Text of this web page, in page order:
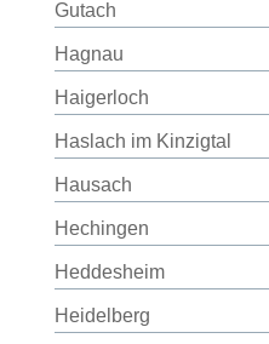
Gutach
Hagnau
Haigerloch
Haslach im Kinzigtal
Hausach
Hechingen
Heddesheim
Heidelberg